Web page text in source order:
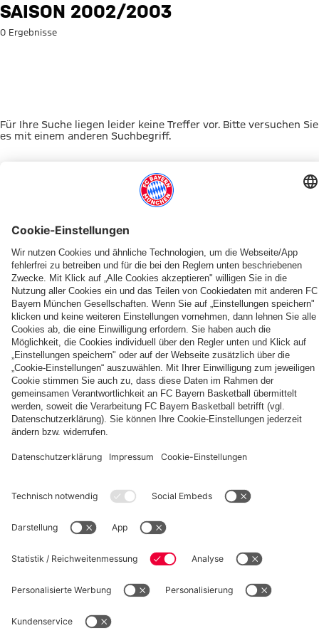
Suche: Saison 2002/2003
SAISON 2002/2003
0 Ergebnisse
Für Ihre Suche liegen leider keine Treffer vor. Bitte versuchen Sie
es mit einem anderen Suchbegriff.
DAS KÖNNTE DICH INTERESSIEREN
FRAUEN
Autogrammkarten
TICKETS
FCB
Frauen
FRAUEN
Alle
Videos
der
Frauenteams
des
FC
Bayern
MYFCBAYERN
Entdecke
deinen
persönlichen
Fanbereich
PARTNER
fcbayern.com Basketball Allianz Arena Media Center Jobs